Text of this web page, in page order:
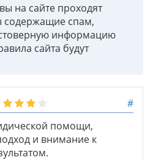
на сайте проходят
спам,
информацию
сайта будут
#
помощи,
и внимание к